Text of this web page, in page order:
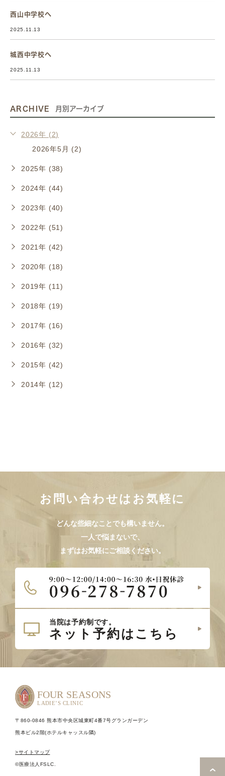
西山中学校へ
2025.11.13
城西中学校へ
2025.11.13
ARCHIVE 月別アーカイブ
2026年 (2)
2026年5月 (2)
2025年 (38)
2024年 (44)
2023年 (40)
2022年 (51)
2021年 (42)
2020年 (18)
2019年 (11)
2018年 (19)
2017年 (16)
2016年 (32)
2015年 (42)
2014年 (12)
お問い合わせはお気軽に
どんな些細なことでも構いません。
一人で悩まないで、
まずはお気軽にご相談ください。
〒860-0846 熊本市中央区城東町4番7号グランガーデン
熊本ビル2階(ホテルキャッスル隣)
>サイトマップ
©医療法人FSLC.